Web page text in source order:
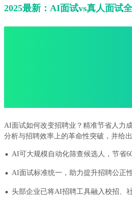
2025最新：AI面试vs真人面试
AI面试如何改变招聘业？精准节省人力
分析与招聘效率上的革命性突破，并给
· AI可大规模自动化筛查候选人，节省
· AI面试标准统一，助力提升招聘公正
· 头部企业已将AI招聘工具融入校招、